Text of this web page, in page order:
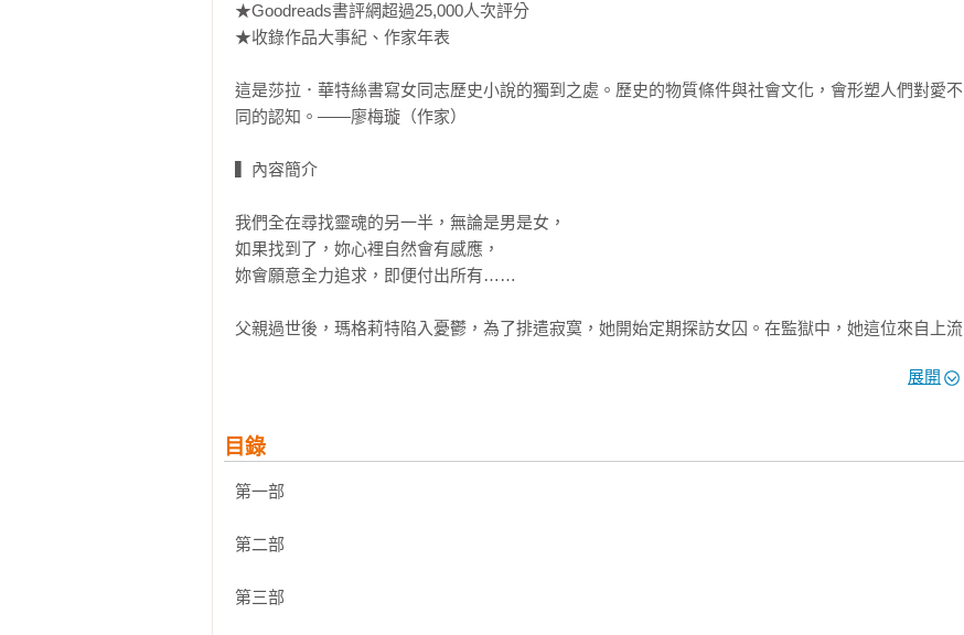
★Goodreads書評網超過25,000人次評分
★收錄作品大事紀、作家年表
這是莎拉．華特絲書寫女同志歷史小說的獨到之處。歷史的物質條件與社會文化，會形塑人們對愛不
同的認知。——廖梅璇（作家）
▍內容簡介
我們全在尋找靈魂的另一半，無論是男是女，
如果找到了，妳心裡自然會有感應，
妳會願意全力追求，即便付出所有……
父親過世後，瑪格莉特陷入憂鬱，為了排遣寂寞，她開始定期探訪女囚。在監獄中，她這位來自上流
一樣深不可測」的靈媒瑟琳娜特別引她注意，大家卻說務必要小心因詐欺和襲擊罪入獄的瑟琳娜。瑪
護靈「彼得」，也真的神通廣大。她倆莫名地相談甚歡，愈靠愈近，漸漸跨越了友情與愛情，以及階
級的分界。終於，她們決定擬一個計畫，改變兩人的人生……
自稱：「我不懷疑這世上有鬼，但從未親眼看過。我對鬼怪出現的場景幕後，或人在什麼狀況下會
的曲折情節教人時而戰慄，時而恐懼。全書直到最後一頁都洋溢著瘋狂神祕的魅力，令人無法釋卷！
展開
目錄
第一部
第二部
第三部